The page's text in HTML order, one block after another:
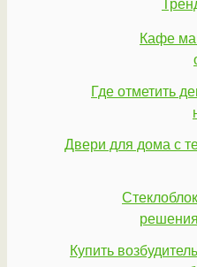
Кафе
Где отметить
Двери для дома с
Купить